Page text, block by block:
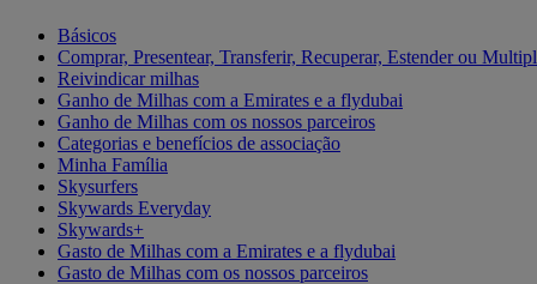
Básicos
Comprar, Presentear, Transferir, Recuperar, Estender ou
Reivindicar milhas
Ganho de Milhas com a Emirates e a flydubai
Ganho de Milhas com os nossos parceiros
Categorias e benefícios de associação
Minha Família
Skysurfers
Skywards Everyday
Skywards+
Gasto de Milhas com a Emirates e a flydubai
Gasto de Milhas com os nossos parceiros